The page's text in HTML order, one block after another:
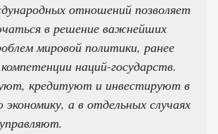
отношений позволяет
в решение важнейших
мировой политики, ранее
наций-государств.
кредитуют и инвестируют в
экономику, а в отдельных случаях